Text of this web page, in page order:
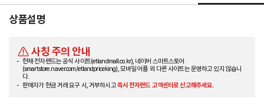
상품설명
사칭 주의 안내
현재 전자랜드는 공식 사이트(etlandmall.co.kr), 네이버 스마트스토어
(smartstore.naver.com/etlandpriceking), 모바일 어플 외 다른 사이트는 운영하고 있지 않습니
다.
판매자가 현금 거래 요구 시, 거부하시고즉시 전자랜드 고객센터로 신고해주세요.